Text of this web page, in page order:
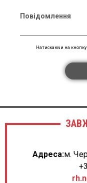
Повідомлення
Натискаючи на
Адреса:м.